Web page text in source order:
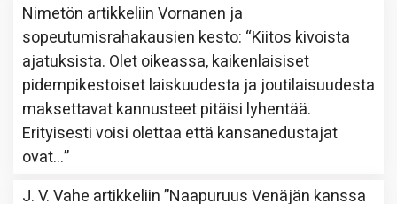
Nimetön artikkeliinVornanen ja
sopeutumisrahakausien kesto: “Kiitos kivoista
ajatuksista. Olet oikeassa, kaikenlaisiset
pidempikestoiset laiskuudesta ja joutilaisuudesta
maksettavat kannusteet pitäisi lyhentää.
Erityisesti voisi olettaa että kansanedustajat
ovat…”
J. V. Vahe artikkeliin”Naapuruus Venäjän kanssa